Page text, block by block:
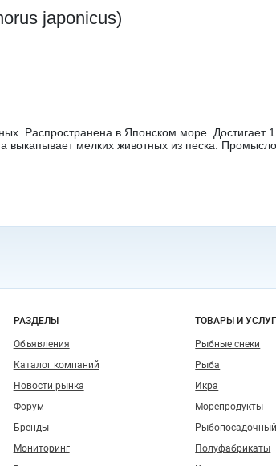
japonicus)
Распространена в Японском море. Достигает
выкапывает мелких животных из песка.
РАЗДЕЛЫ
Объявления
Каталог компаний
Новости рынка
Форум
Бренды
Мониторинг
ТОВАРЫ И
Рыбные снеки
Рыба
Икра
Морепродукты
Полуфабрикаты